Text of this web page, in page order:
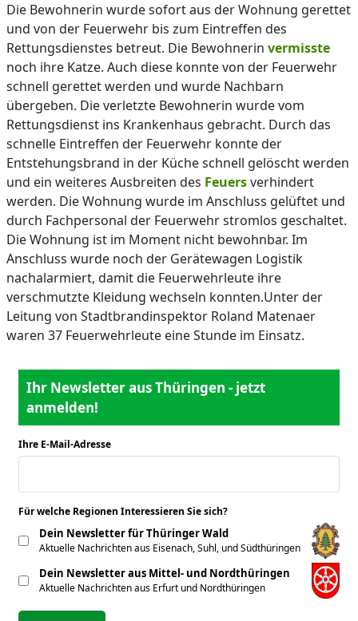
Die Bewohnerin wurde sofort aus der Wohnung gerettet
und von der Feuerwehr bis zum Eintreffen des
Rettungsdienstes betreut. Die Bewohnerin vermisste
noch ihre Katze. Auch diese konnte von der Feuerwehr
schnell gerettet werden und wurde Nachbarn
übergeben. Die verletzte Bewohnerin wurde vom
Rettungsdienst ins Krankenhaus gebracht. Durch das
schnelle Eintreffen der Feuerwehr konnte der
Entstehungsbrand in der Küche schnell gelöscht werden
und ein weiteres Ausbreiten des Feuersverhindert
werden. Die Wohnung wurde im Anschluss gelüftet und
durch Fachpersonal der Feuerwehr stromlos geschaltet.
Die Wohnung ist im Moment nicht bewohnbar. Im
Anschluss wurde noch der Gerätewagen Logistik
nachalarmiert, damit die Feuerwehrleute ihre
verschmutzte Kleidung wechseln konnten.Unter der
Leitung von Stadtbrandinspektor Roland Matenaer
waren 37 Feuerwehrleute eine Stunde im Einsatz.
Ihr Newsletter aus Thüringen - jetzt
anmelden!
Ihre E-Mail-Adresse
Für welche Regionen Interessieren Sie sich?
Dein Newsletter für Thüringer Wald
Aktuelle Nachrichten aus Eisenach, Suhl, und Südthüringen
Dein Newsletter aus Mittel- und Nordthüringen
Aktuelle Nachrichten aus Erfurt und Nordthüringen